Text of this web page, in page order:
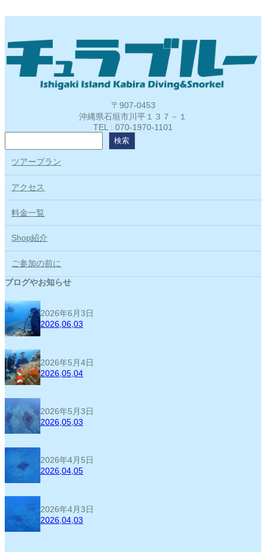
〒907-0453
沖縄県石垣市川平１３７－１
TEL : 070-1970-1101
索
検索
ツアープラン
アクセス
料金一覧
Shop紹介
ご参加の前に
ブログやお知らせ
2026年6月3日
2026,06,03
2026年5月4日
2026,05,04
2026年5月3日
2026,05,03
2026年4月5日
2026,04,05
2026年4月3日
2026,04,03